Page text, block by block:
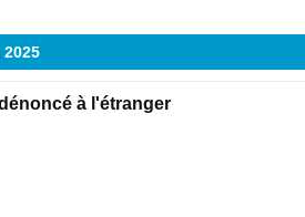
à l'étranger